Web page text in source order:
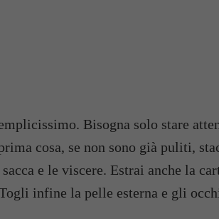
Bisogna solo stare
cosa, se non sono già puliti,
e le viscere. Estrai anche la
infine la pelle esterna e gli